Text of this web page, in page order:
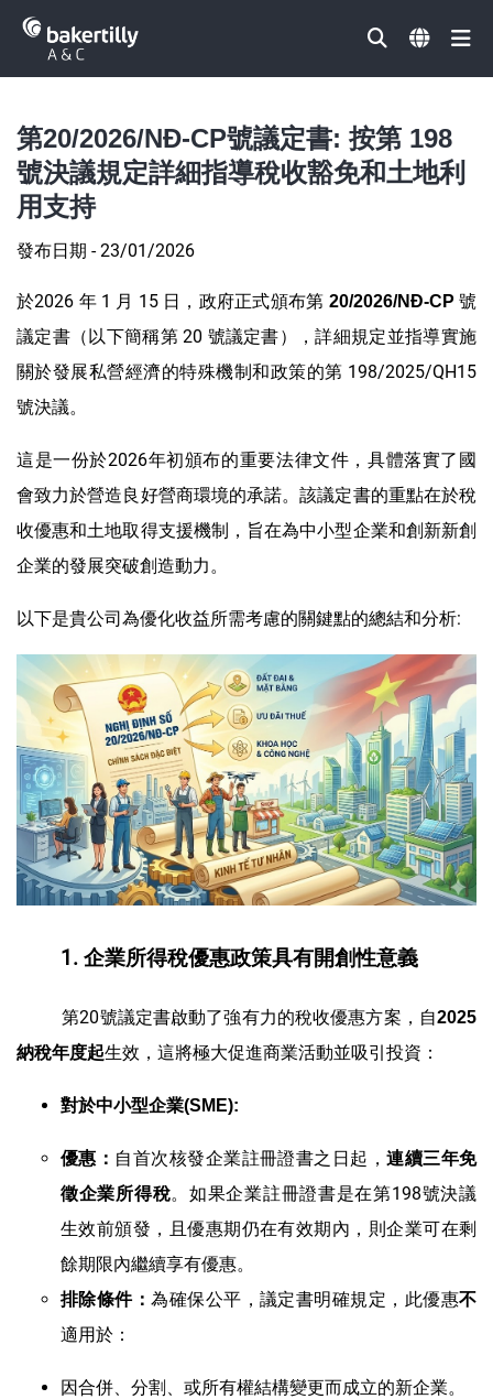
第20/2026/NĐ-CP號議定書: 按第 198
號決議規定詳細指導稅收豁免和土地利
用支持
發布日期 - 23/01/2026
於2026 年 1 月 15 日，政府正式頒布第 20/2026/NĐ-CP 號
議定書（以下簡稱第 20 號議定書），詳細規定並指導實施
關於發展私營經濟的特殊機制和政策的第 198/2025/QH15
號決議。
這是一份於2026年初頒布的重要法律文件，具體落實了國
會致力於營造良好營商環境的承諾。該議定書的重點在於稅
收優惠和土地取得支援機制，旨在為中小型企業和創新新創
企業的發展突破創造動力。
以下是貴公司為優化收益所需考慮的關鍵點的總結和分析:
1. 企業所得稅優惠政策具有開創性意義
第20號議定書啟動了強有力的稅收優惠方案，自2025
納稅年度起生效，這將極大促進商業活動並吸引投資：
對於中小型企業(SME):
優惠： 自首次核發企業註冊證書之日起，連續三年免
徵企業所得稅。如果企業註冊證書是在第198號決議
生效前頒發，且優惠期仍在有效期內，則企業可在剩
餘期限內繼續享有優惠。
排除條件：為確保公平，議定書明確規定，此優惠不
適用於：
因合併、分割、或所有權結構變更而成立的新企業。